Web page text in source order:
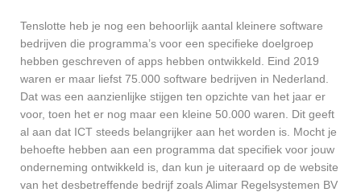
Tenslotte heb je nog een behoorlijk aantal kleinere software
bedrijven die programma’s voor een specifieke doelgroep
hebben geschreven of apps hebben ontwikkeld. Eind 2019
waren er maar liefst 75.000 software bedrijven in Nederland.
Dat was een aanzienlijke stijgen ten opzichte van het jaar er
voor, toen het er nog maar een kleine 50.000 waren. Dit geeft
al aan dat ICT steeds belangrijker aan het worden is. Mocht je
behoefte hebben aan een programma dat specifiek voor jouw
onderneming ontwikkeld is, dan kun je uiteraard op de website
van het desbetreffende bedrijf zoals Alimar Regelsystemen BV